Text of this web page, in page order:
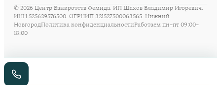
© 2026 Центр Банкротств Фемида. ИП Шахов Владимир Игоревич.
ИНН 525629576500. ОГРНИП 321527500063565. Нижний
НовгородПолитика конфиденциальностиРаботаем пн–пт 09:00–
18:00